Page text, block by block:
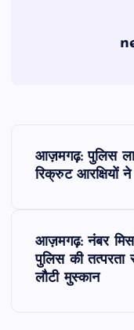
आज़मगढ़: पुलिस
रिक्रुट आरक्षियों
आज़मगढ़: नंबर
पुलिस की तत्परता
लौटी मुस्कान